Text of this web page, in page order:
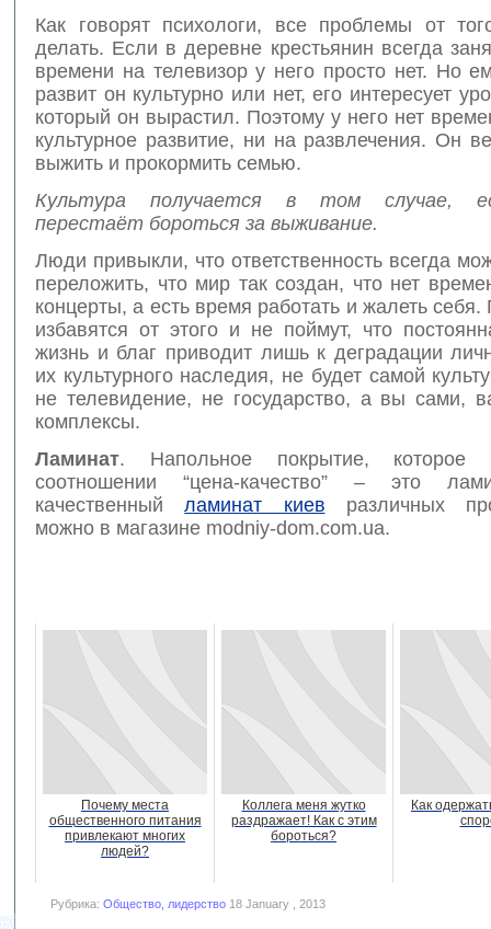
Как говорят психологи, все проблемы от
делать. Если в деревне крестьянин всегда
времени на телевизор у него просто нет. Но
развит он культурно или нет, его интересует
который он вырастил. Поэтому у него нет
культурное развитие, ни на развлечения. Он
выжить и прокормить семью.
Культура получается в том случае,
перестаёт бороться за выживание.
Люди привыкли, что ответственность всегда
переложить, что мир так создан, что нет
концерты, а есть время работать и жалеть
избавятся от этого и не поймут, что
жизнь и благ приводит лишь к деградации
их культурного наследия, не будет самой
не телевидение, не государство, а вы сами,
комплексы.
Ламинат. Напольное покрытие, которое
соотношении “цена-качество” – это
качественныйламинат киев различных
можно в магазине modniy-dom.com.ua.
Почему места
общественного питания
привлекают многих
людей?
Коллега меня жутко
раздражает! Как с этим
бороться?
Как
Рубрика: Общество, лидерство 18 January , 2013